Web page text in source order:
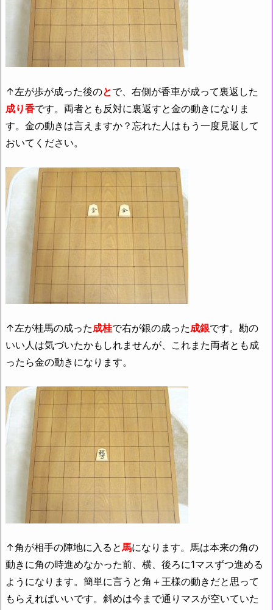
↑左が歩が成った後のとで、右側が香車が成って裏返した
成り香です。両者とも反対に裏返すと金の動きになりま
す。金の動きは言えますか？忘れた人はもう一度見返して
おいてください。
↑左が桂馬の成った成桂で右が銀の成った成銀です。勘の
いい人は気づいたかもしれませんが、これまた両者とも成
ったら金の動きになります。
↑角が相手の陣地に入ると馬になります。馬は本来の角の
動きに角の時進めなかった前、横、後ろに1マスずつ進める
ようになります。簡単に言うと角＋王様の動きだと思って
もらえればいいです。斜めは今まで通りマスが空いていた